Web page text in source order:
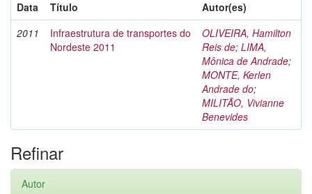
Data
Título
Autor(es)
2011
Infraestrutura de transportes do
Nordeste 2011
OLIVEIRA, Hamilton
Reis de; LIMA,
Mônica de Andrade;
MONTE, Kerlen
Andrade do;
MILITÃO, Vivianne
Benevides
Refinar
Autor